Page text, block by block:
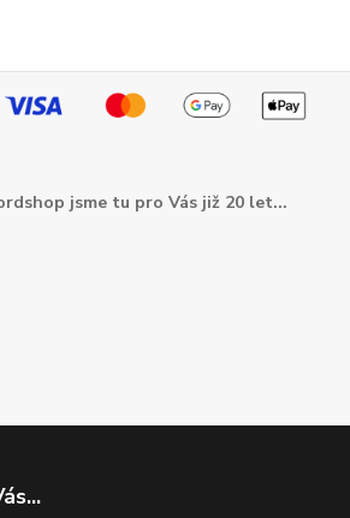
jsme tu pro Vás již 20 let...